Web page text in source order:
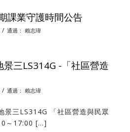
課業守護時間公告
/ 通過： 賴志瑋
三LS314G -「社區營造
/ 通過： 賴志瑋
景三LS314G 「社區營造與民眾
～17:00 […]